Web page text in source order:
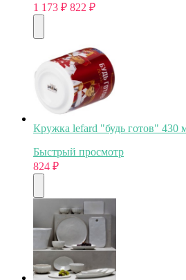
1 173 ₽ 822 ₽
Кружка lefard "будь готов" 430
Быстрый просмотр
824 ₽